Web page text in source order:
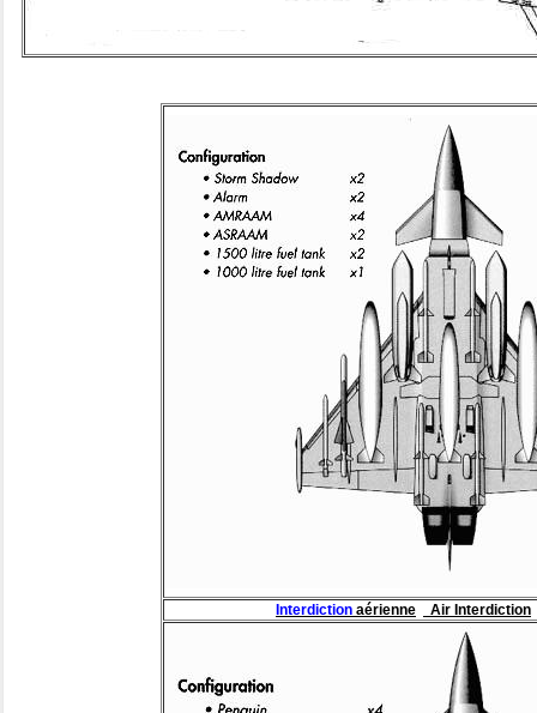
Interdiction aérienne Air Interdiction